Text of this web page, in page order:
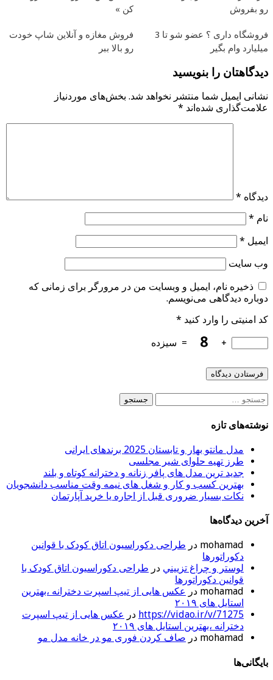
رو بفروش
کن »
فروشگاه داری ؟ عضو شو تا 3
میلیارد وام بگیر
فروش مغازه و آنلاین شاپ خودت
رو بالا ببر
دیدگاهتان را بنویسید
نشانی ایمیل شما منتشر نخواهد شد. بخش‌های موردنیاز
علامت‌گذاری شده‌اند *
دیدگاه *
نام *
ایمیل *
وب‌ سایت
ذخیره نام، ایمیل و وبسایت من در مرورگر برای زمانی که
دوباره دیدگاهی می‌نویسم.
کد امنیتی را وارد کنید *
+
= سیزده
جستجو
نوشته‌های تازه
مدل مانتو بهار و تابستان 2025 برندهای ایرانی
طرز تهیه حلوای شیر مجلسی
جدید ترین مدل های پافر زنانه و دخترانه کوتاه و بلند
بهترین کسب و کار و شغل های نیمه وقت مناسب دانشجویان
نکات بسیار ضروری قبل از اجاره یا خرید آپارتمان
آخرین دیدگاه‌ها
mohamad در طراحی دکوراسیون اتاق کودک با قوانین
دکوراتورها
لوستر و چراغ تزييني در طراحی دکوراسیون اتاق کودک با
قوانین دکوراتورها
mohamad در عکس هایی از تیپ اسپرت دخترانه ،بهترین
استایل های ۲۰۱۹
https://vidao.ir/v/71275 در عکس هایی از تیپ اسپرت
دخترانه ،بهترین استایل های ۲۰۱۹
mohamad در صاف کردن فوری مو در خانه مدل مو
بایگانی‌ها